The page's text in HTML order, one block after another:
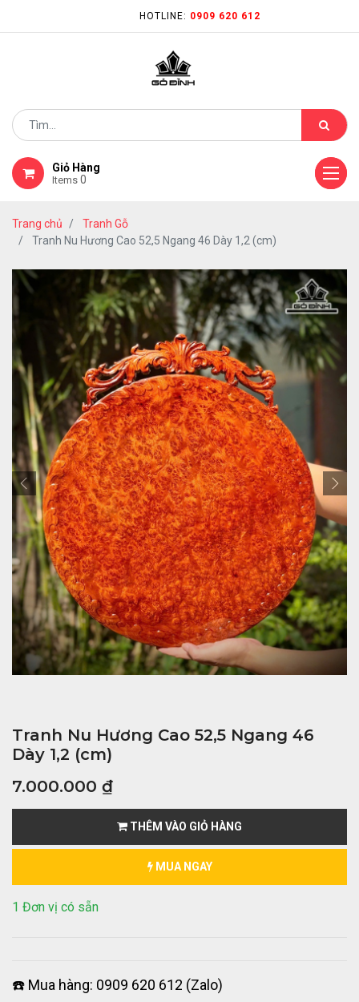
HOTLINE: 0909 620 612
Giỏ Hàng
Items 0
Trang chủ
Tranh Gỗ
Tranh Nu Hương Cao 52,5 Ngang 46 Dày 1,2 (cm)
Tranh Nu Hương Cao 52,5 Ngang 46
Dày 1,2 (cm)
7.000.000 ₫
THÊM VÀO GIỎ HÀNG
MUA NGAY
1 Đơn vị có sẵn
☎️ Mua hàng: 0909 620 612 (Zalo)